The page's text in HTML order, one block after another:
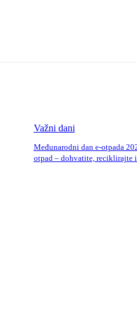
Važni dani
Međunarodni dan e-otpada
otpad – dohvatite, reciklirajte